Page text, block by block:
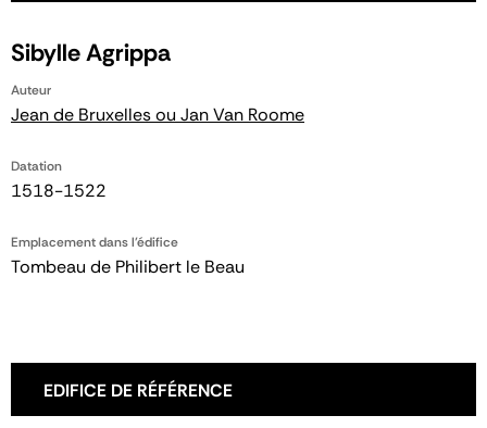
Sibylle Agrippa
Auteur
Jean de Bruxelles ou Jan Van Roome
Datation
1518-1522
Emplacement dans l'édifice
Tombeau de Philibert le Beau
EDIFICE DE RÉFÉRENCE